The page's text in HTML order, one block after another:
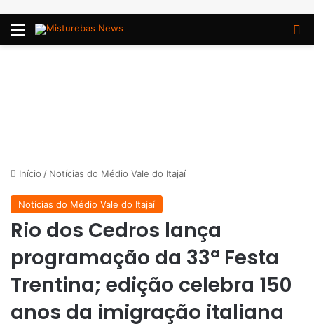
Menu
Início / Notícias do Médio Vale do Itajaí
Notícias do Médio Vale do Itajaí
Rio dos Cedros lança
programação da 33ª Festa
Trentina; edição celebra 150
anos da imigração italiana